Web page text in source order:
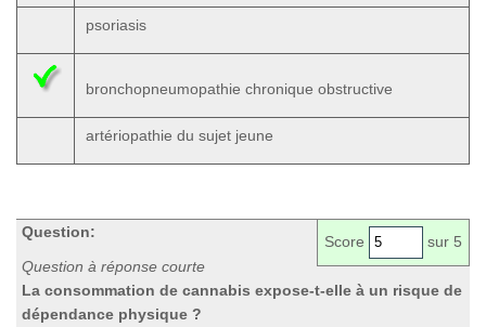
psoriasis
bronchopneumopathie chronique obstructive
artériopathie du sujet jeune
Score sur 5
Question:
Question à réponse courte
La consommation de cannabis expose-t-elle à un risque de
dépendance physique ?